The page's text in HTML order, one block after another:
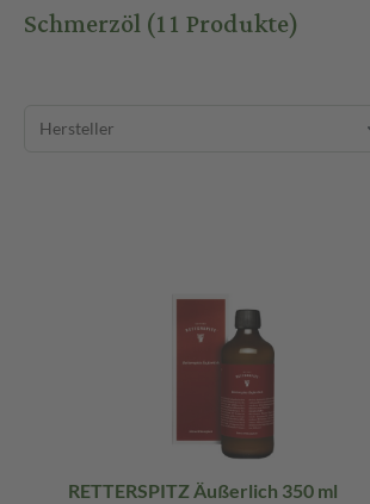
Schmerzöl(11 Produkte)
Hersteller
RETTERSPITZ Äußerlich 350 ml